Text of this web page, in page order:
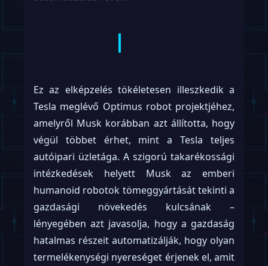
Ez az elképzelés tökéletesen illeszkedik a
Tesla meglévő Optimus robot projektjéhez,
amelyről Musk korábban azt állította, hogy
végül többet érhet, mint a Tesla teljes
autóipari üzletága. A szigorú takarékossági
intézkedések helyett Musk az emberi
humanoid robotok tömeggyártását tekinti a
gazdasági növekedés kulcsának –
lényegében azt javasolja, hogy a gazdaság
hatalmas részeit automatizálják, hogy olyan
termelékenységi nyereséget érjenek el, amit